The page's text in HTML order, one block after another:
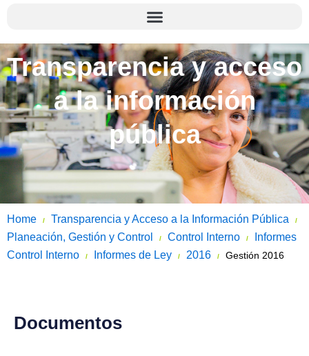
Transparencia y acceso
a la información
pública
Home / Transparencia y Acceso a la Información Pública /
Planeación, Gestión y Control / Control Interno /
Informes
Control Interno
/ Informes de Ley / 2016 / Gestión 2016
Documentos